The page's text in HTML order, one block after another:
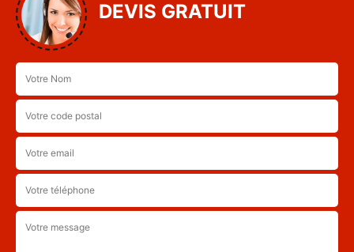
DEVIS GRATUIT